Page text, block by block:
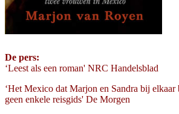
De pers:
‘Leest als een roman' NRC Handelsblad
‘Het Mexico dat Marjon en Sandra bij elkaar
geen enkele reisgids' De Morgen